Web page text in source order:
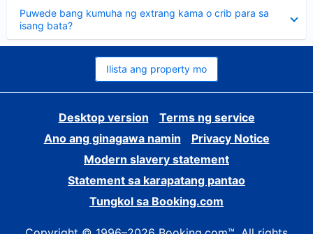
Puwede bang kumuha ng extrang kama o crib para sa
isang bata?
ang
sagot
Ilista ang property mo
Desktop version
Terms ng service
Ano ang ginagawa namin
Privacy Notice
Modern slavery statement
Statement sa karapatang pantao
Tungkol sa Booking.com